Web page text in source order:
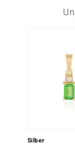
Silber